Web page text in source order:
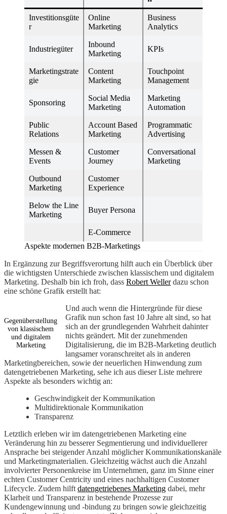
Investitionsgüte
r
Online
Marketing
Business
Analytics
Industriegüter
Inbound
Marketing
KPIs
Marketingstrate
gie
Content
Marketing
Touchpoint
Management
Sponsoring
Social Media
Marketing
Marketing
Automation
Public
Relations
Account Based
Marketing
Programmatic
Advertising
Messen &
Events
Customer
Journey
Conversational
Marketing
Outbound
Marketing
Customer
Experience
Below the Line
Marketing
Buyer Persona
E-Commerce
Aspekte modernen B2B-Marketings
In Ergänzung zur Begriffsverortung hilft auch ein Überblick über
die wichtigsten Unterschiede zwischen klassischem und digitalem
Marketing. Deshalb bin ich froh, dass Robert Wellerdazu schon
eine schöne Grafik erstellt hat:
Gegenüberstellung
von klassischem
und digitalem
Marketing
Und auch wenn die Hintergründe für diese
Grafik nun schon fast 10 Jahre alt sind, so hat
sich an der grundlegenden Wahrheit dahinter
nichts geändert. Mit der zunehmenden
Digitalisierung, die im B2B-Marketing deutlich
langsamer voranschreitet als in anderen
Marketingbereichen, sowie der neuerlichen Hinwendung zum
datengetriebenen Marketing, sehe ich aus dieser Liste mehrere
Aspekte als besonders wichtig an:
Geschwindigkeit der Kommunikation
Multidirektionale Kommunikation
Transparenz
Letztlich erleben wir im datengetriebenen Marketing eine
Veränderung hin zu besserer Segmentierung und individuellerer
Ansprache bei steigender Anzahl möglicher Kommunikationskanäle
und Marketingmaterialien. Gleichzeitig wächst auch die Anzahl
involvierter Personenkreise im Unternehmen, ganz im Sinne einer
echten Customer Centricity und eines nachhaltigen Customer
Lifecycle. Zudem hilft datengetriebenes Marketing dabei, mehr
Klarheit und Transparenz in bestehende Prozesse zur
Kundengewinnung und -bindung zu bringen sowie gleichzeitig